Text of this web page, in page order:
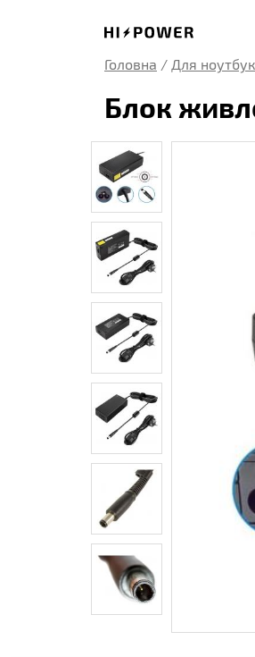
Головна / Для
Блок